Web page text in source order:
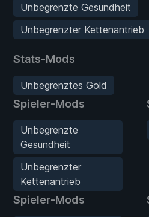
Unbegrenzte Gesundheit
Unbegrenzter Kettenantrieb
Stats-Mods
Unbegrenztes Gold
Spieler-Mods
Unbegrenzte
Gesundheit
Unbegrenzter
Kettenantrieb
Spieler-Mods